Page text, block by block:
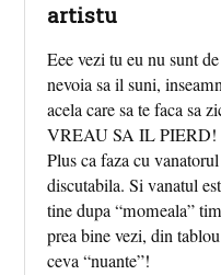
artistu
Eee vezi tu eu nu sunt
nevoia sa il suni,
acela care sa te faca
VREAU SA IL PIERD!
Plus ca faza cu
discutabila. Si vanatul
tine dupa “momeala”
prea bine vezi, din
ceva “nuante”!